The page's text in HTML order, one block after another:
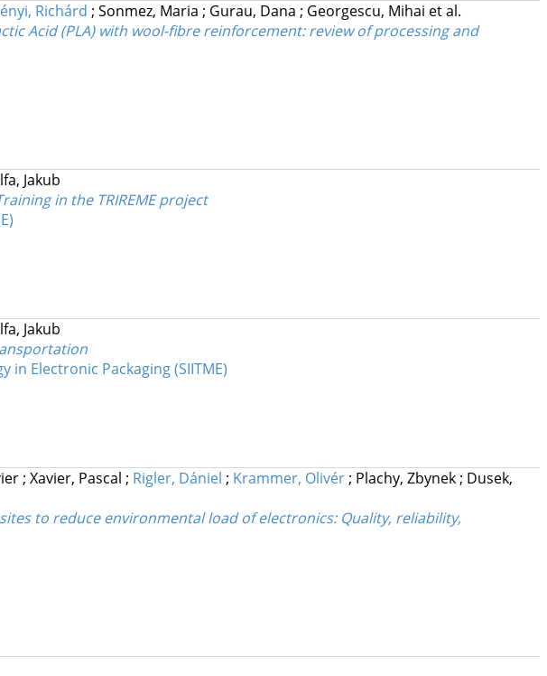
Richárd ; Sonmez, Maria ; Gurau, Dana ; Georgescu, Mihai et al.
Acid (PLA) with wool-fibre reinforcement: review of processing and
Jakub
in the TRIREME project
Jakub
in Electronic Packaging (SIITME)
; Xavier, Pascal ; Rigler, Dániel ; Krammer, Olivér; Plachy, Zbynek; Dusek,
to reduce environmental load of electronics: Quality, reliability,